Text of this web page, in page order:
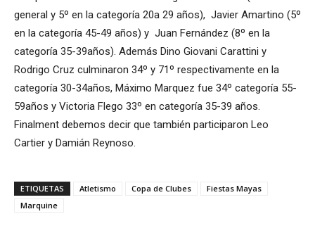
general y 5º en la categoría 20a 29 años), Javier Amartino (5º
en la categoría 45-49 años) y Juan Fernández (8º en la
categoría 35-39años). Además Dino Giovani Carattini y
Rodrigo Cruz culminaron 34º y 71º respectivamente en la
categoría 30-34años, Máximo Marquez fue 34º categoría 55-
59años y Victoria Flego 33º en categoría 35-39 años.
Finalment debemos decir que también participaron Leo
Cartier y Damián Reynoso.
ETIQUETAS Atletismo Copa de Clubes
Fiestas Mayas
Marquine